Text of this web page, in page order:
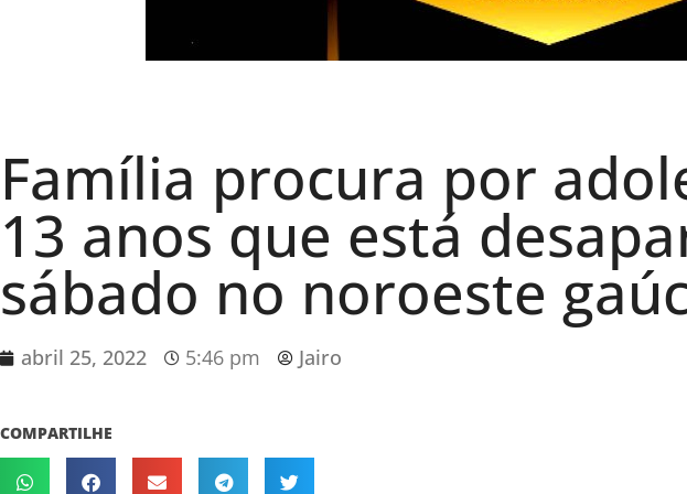
Família procura por
13 anos que está
sábado no noroeste
abril 25, 2022 5:46 pm Jairo
COMPARTILHE